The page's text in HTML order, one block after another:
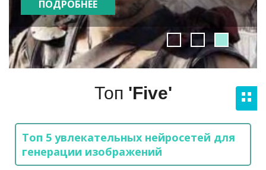
ТОП 5
ТОП 5 ПОСЛЕДНИХ СМС ПЕРЕД
СМЕРТЬЮ
ПОДРОБНЕЕ
Топ 'Five'
Топ 5 увлекательных нейросетей для
генерации изображений